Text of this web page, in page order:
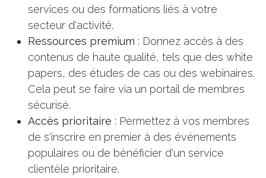
services ou des formations liés à votre
secteur d'activité.
Ressources premium : Donnez accès à des
contenus de haute qualité, tels que des white
papers, des études de cas ou des webinaires.
Cela peut se faire via un portail de membres
sécurisé.
Accès prioritaire : Permettez à vos membres
de s'inscrire en premier à des événements
populaires ou de bénéficier d'un service
clientèle prioritaire.